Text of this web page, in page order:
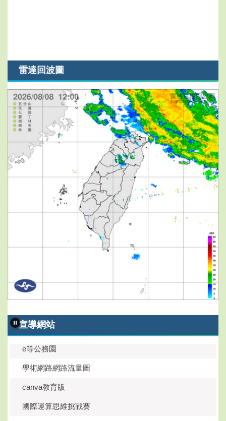
雷達回波圖
宣導網站
quizlet
google雲端硬碟儲存空間查詢
e等公務園
學術網路網路流量圖
canva教育版
國際運算思維挑戰賽